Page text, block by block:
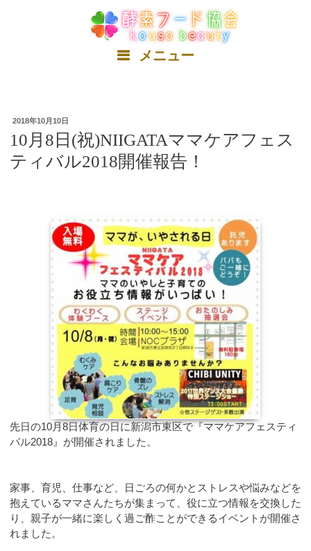
メニュー
2018年10月10日
10月8日(祝)NIIGATAママケアフェス
ティバル2018開催報告！
先日の10月8日体育の日に新潟市東区で『ママケアフェスティ
バル2018』が開催されました。
家事、育児、仕事など、日ごろの何かとストレスや悩みなどを
抱えているママさんたちが集まって、役に立つ情報を交換した
り、親子が一緒に楽しく過ご酢ことができるイベントが開催さ
れました。